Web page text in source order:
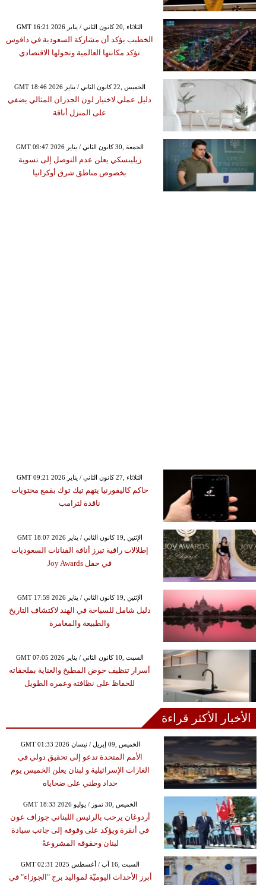
GMT 16:21 2026 الثلاثاء ,20 كانون الثاني / يناير
الخطيب يؤكد أن مشاركة السعودية في دافوس
تؤكد مكانتها العالمية وتحولها الاقتصادي
GMT 18:46 2026 الخميس ,22 كانون الثاني / يناير
دليل عملي لاختيار لون الجدران المثالي يضفي
على المنزل أناقة
GMT 09:47 2026 الجمعة ,30 كانون الثاني / يناير
زيلينسكي يعلن عدم التوصل إلى تسوية
بخصوص مناطق شرق أوكرانيا
GMT 09:21 2026 الثلاثاء ,27 كانون الثاني / يناير
حاكم كاليفورنيا يتهم تيك توك بقمع محتويات
ناقدة لترامب
GMT 18:07 2026 الإثنين ,19 كانون الثاني / يناير
إطلالات راقية تبرز أناقة الفنانات السعوديات
في حفل Joy Awards
GMT 17:59 2026 الإثنين ,19 كانون الثاني / يناير
دليل شامل للسياحة في الهند لاكتشاف التاريخ
والطبيعة والمغامرة
GMT 07:05 2026 السبت ,10 كانون الثاني / يناير
أسرار تنظيف حوض المطبخ والعناية بملحقاته
للحفاظ على نظافته وعمره الطويل
الأخبار الأكثر قراءة
GMT 01:33 2026 الخميس ,09 إبريل / نيسان
الأمم المتحدة تدعو إلى تحقيق دولي في
الغارات الإسرائيلية و لبنان يعلن الخميس يوم
حداد وطني على ضحاياه
GMT 18:33 2026 الخميس ,30 تموز / يوليو
أردوغان يرحب بالرئيس اللبناني جوزاف عون
في أنقرة ويؤكد على وقوفه إلى جانب سيادة
لبنان وحقوقه المشروعةً
GMT 02:31 2025 السبت ,16 آب / أغسطس
أبرز الأحداث اليوميّة لمواليد برج "الجوزاء" في